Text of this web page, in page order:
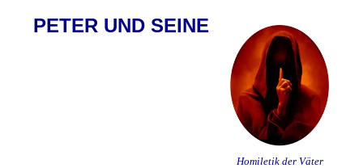
Homiletik der Väter
PETER UND SEINE